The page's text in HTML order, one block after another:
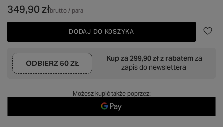
349,90 złbrutto/ para
DODAJ DO KOSZYKA
ODBIERZ 50 ZŁ
Kup za 299,90 złz rabatem za
zapis do newslettera
Możesz kupić także poprzez: